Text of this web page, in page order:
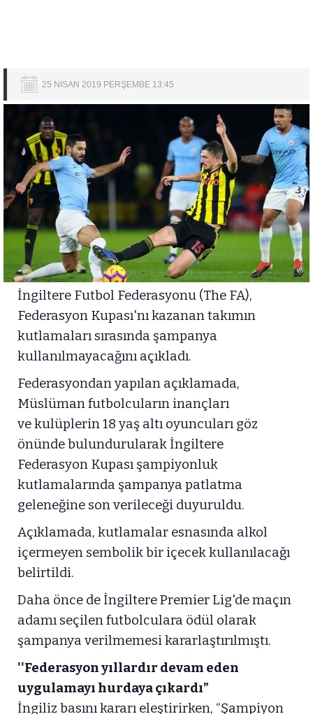
25 NİSAN 2019 PERŞEMBE 13:45
İngiltere Futbol Federasyonu (The FA),
Federasyon Kupası'nı kazanan takımın
kutlamaları sırasında şampanya
kullanılmayacağını açıkladı.
Federasyondan yapılan açıklamada,
Müslüman futbolcuların inançları
ve kulüplerin 18 yaş altı oyuncuları göz
önünde bulundurularak İngiltere
Federasyon Kupası şampiyonluk
kutlamalarında şampanya patlatma
geleneğine son verileceği duyuruldu.
Açıklamada, kutlamalar esnasında alkol
içermeyen sembolik bir içecek kullanılacağı
belirtildi.
Daha önce de İngiltere Premier Lig'de maçın
adamı seçilen futbolculara ödül olarak
şampanya verilmemesi kararlaştırılmıştı.
''Federasyon yıllardır devam eden
uygulamayı hurdaya çıkardı”
İngiliz basını kararı eleştirirken, “Şampiyon